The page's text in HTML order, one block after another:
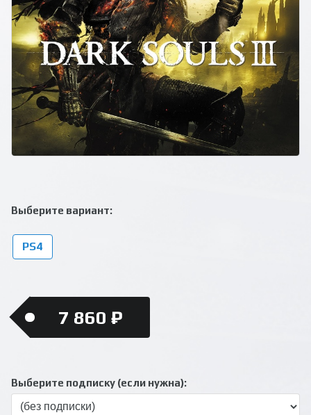
Выберите вариант:
PS4
7 860 ₽
Выберите подписку (если нужна):